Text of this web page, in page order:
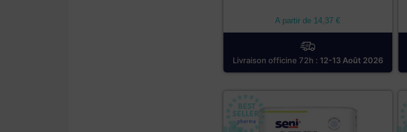
A partir de 14,37€
Livraison officine 72h : 12-13 Août 2026